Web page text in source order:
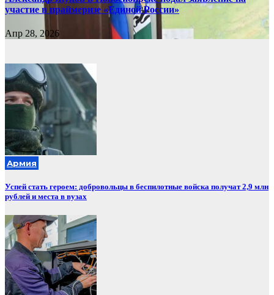
участие в праймеризе «Единой России»
Апр 28, 2026
Армия
Успей стать героем: добровольцы в беспилотные войска получат 2,9 млн
рублей и места в вузах